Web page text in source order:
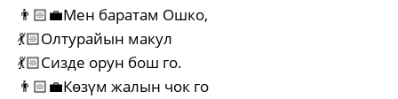
👨🏻‍💼Мен баратам Ошко,
💃🏻Олтурайын макул
💃🏻Сизде орун бош го.
👨🏻‍💼Көзүм жалын чок го